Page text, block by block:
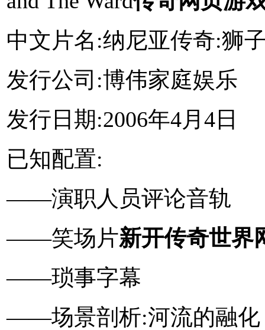
中文片名:纳尼亚传奇:狮
发行公司:博伟家庭娱乐
发行日期:2006年4月4日
已知配置:
――演职人员评论音轨
――笑场片新开传奇世界
――琐事字幕
――场景剖析:河流的融化